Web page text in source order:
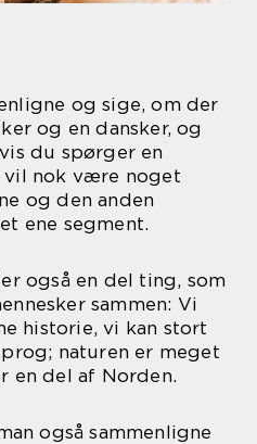
og sige, om der
og en dansker, og
du spørger en
nok være noget
og den anden
ene segment.
også en del ting, som
sammen: Vi
historie, vi kan stort
naturen er meget
en del af Norden.
også sammenligne